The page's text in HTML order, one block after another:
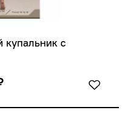
купальник с